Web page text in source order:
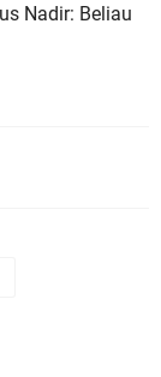
Nadir: Beliau